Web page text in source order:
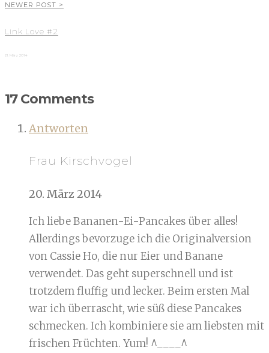
NEWER POST >
Link Love #2
21. März 2014
17 Comments
Antworten
Frau Kirschvogel
20. März 2014
Ich liebe Bananen-Ei-Pancakes über alles!
Allerdings bevorzuge ich die Originalversion
von Cassie Ho, die nur Eier und Banane
verwendet. Das geht superschnell und ist
trotzdem fluffig und lecker. Beim ersten Mal
war ich überrascht, wie süß diese Pancakes
schmecken. Ich kombiniere sie am liebsten mit
frischen Früchten. Yum! ^____^